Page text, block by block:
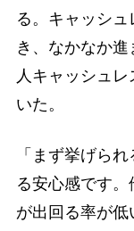
る。キャッシ
き、なかなか
人キャッシュ
いた。
「まず挙げら
る安心感です
が出回る率が低